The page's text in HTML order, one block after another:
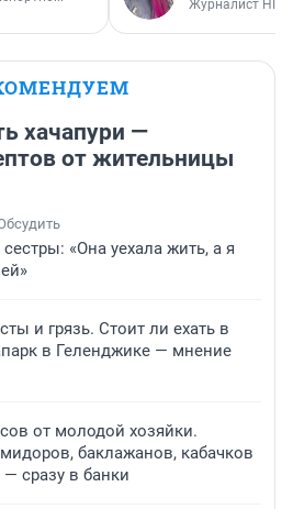
Журналист НГС
хачапури —
от жительницы
«Она уехала жить, а я
и грязь. Стоит ли ехать в
в Геленджике — мнение
от молодой хозяйки.
баклажанов, кабачков
— сразу в банки